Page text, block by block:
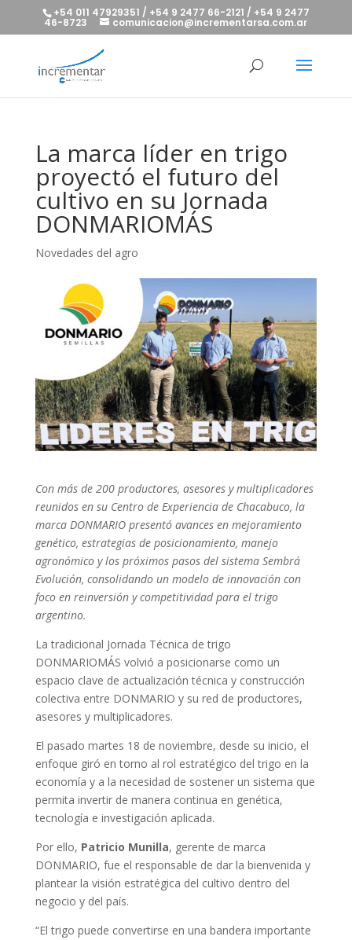
+54 011 47929351 / +54 9 2477 66-2121 / +54 9 2477
46-8723 comunicacion@incrementarsa.com.ar
La marca líder en trigo
proyectó el futuro del
cultivo en su Jornada
DONMARIOMÁS
Novedades del agro
Con más de 200 productores, asesores y multiplicadores
reunidos en su Centro de Experiencia de Chacabuco, la
marca DONMARIO presentó avances en mejoramiento
genético, estrategias de posicionamiento, manejo
agronómico y los próximos pasos del sistema Sembrá
Evolución, consolidando un modelo de innovación con
foco en reinversión y competitividad para el trigo
argentino.
La tradicional Jornada Técnica de trigo
DONMARIOMÁS volvió a posicionarse como un
espacio clave de actualización técnica y construcción
colectiva entre DONMARIO y su red de productores,
asesores y multiplicadores.
El pasado martes 18 de noviembre, desde su inicio, el
enfoque giró en torno al rol estratégico del trigo en la
economía y a la necesidad de sostener un sistema que
permita invertir de manera continua en genética,
tecnología e investigación aplicada.
Por ello, Patricio Munilla, gerente de marca
DONMARIO, fue el responsable de dar la bienvenida y
plantear la visión estratégica del cultivo dentro del
negocio y del país.
“El trigo puede convertirse en una bandera importante